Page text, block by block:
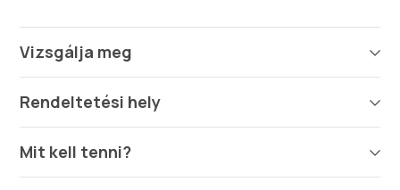
Vizsgálja meg
Rendeltetési hely
Mit kell tenni?